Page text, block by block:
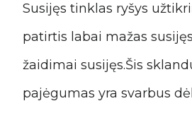
Susijęs tinklas ryšys
patirtis labai mažas
žaidimai susijęs.Šis
pajėgumas yra svarbus